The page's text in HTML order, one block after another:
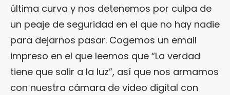
última curva y nos detenemos por culpa de
un peaje de seguridad en el que no hay nadie
para dejarnos pasar. Cogemos un email
impreso en el que leemos que “La verdad
tiene que salir a la luz”, así que nos armamos
con nuestra cámara de video digital con